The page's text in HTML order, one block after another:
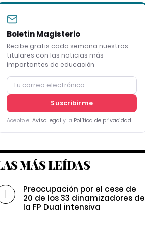
Boletín Magisterio
Recibe gratis cada semana nuestros
titulares con las noticias más
importantes de educación
Suscribirme
Acepto el Aviso legal y la Política de privacidad
MÁS LEÍDAS
Preocupación por el cese de
20 de los 33 dinamizadores de
la FP Dual intensiva